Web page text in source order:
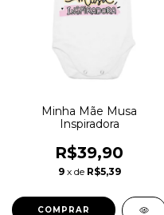
Minha Mãe Musa
Inspiradora
R$39,90
9 x de R$5,39
COMPRAR